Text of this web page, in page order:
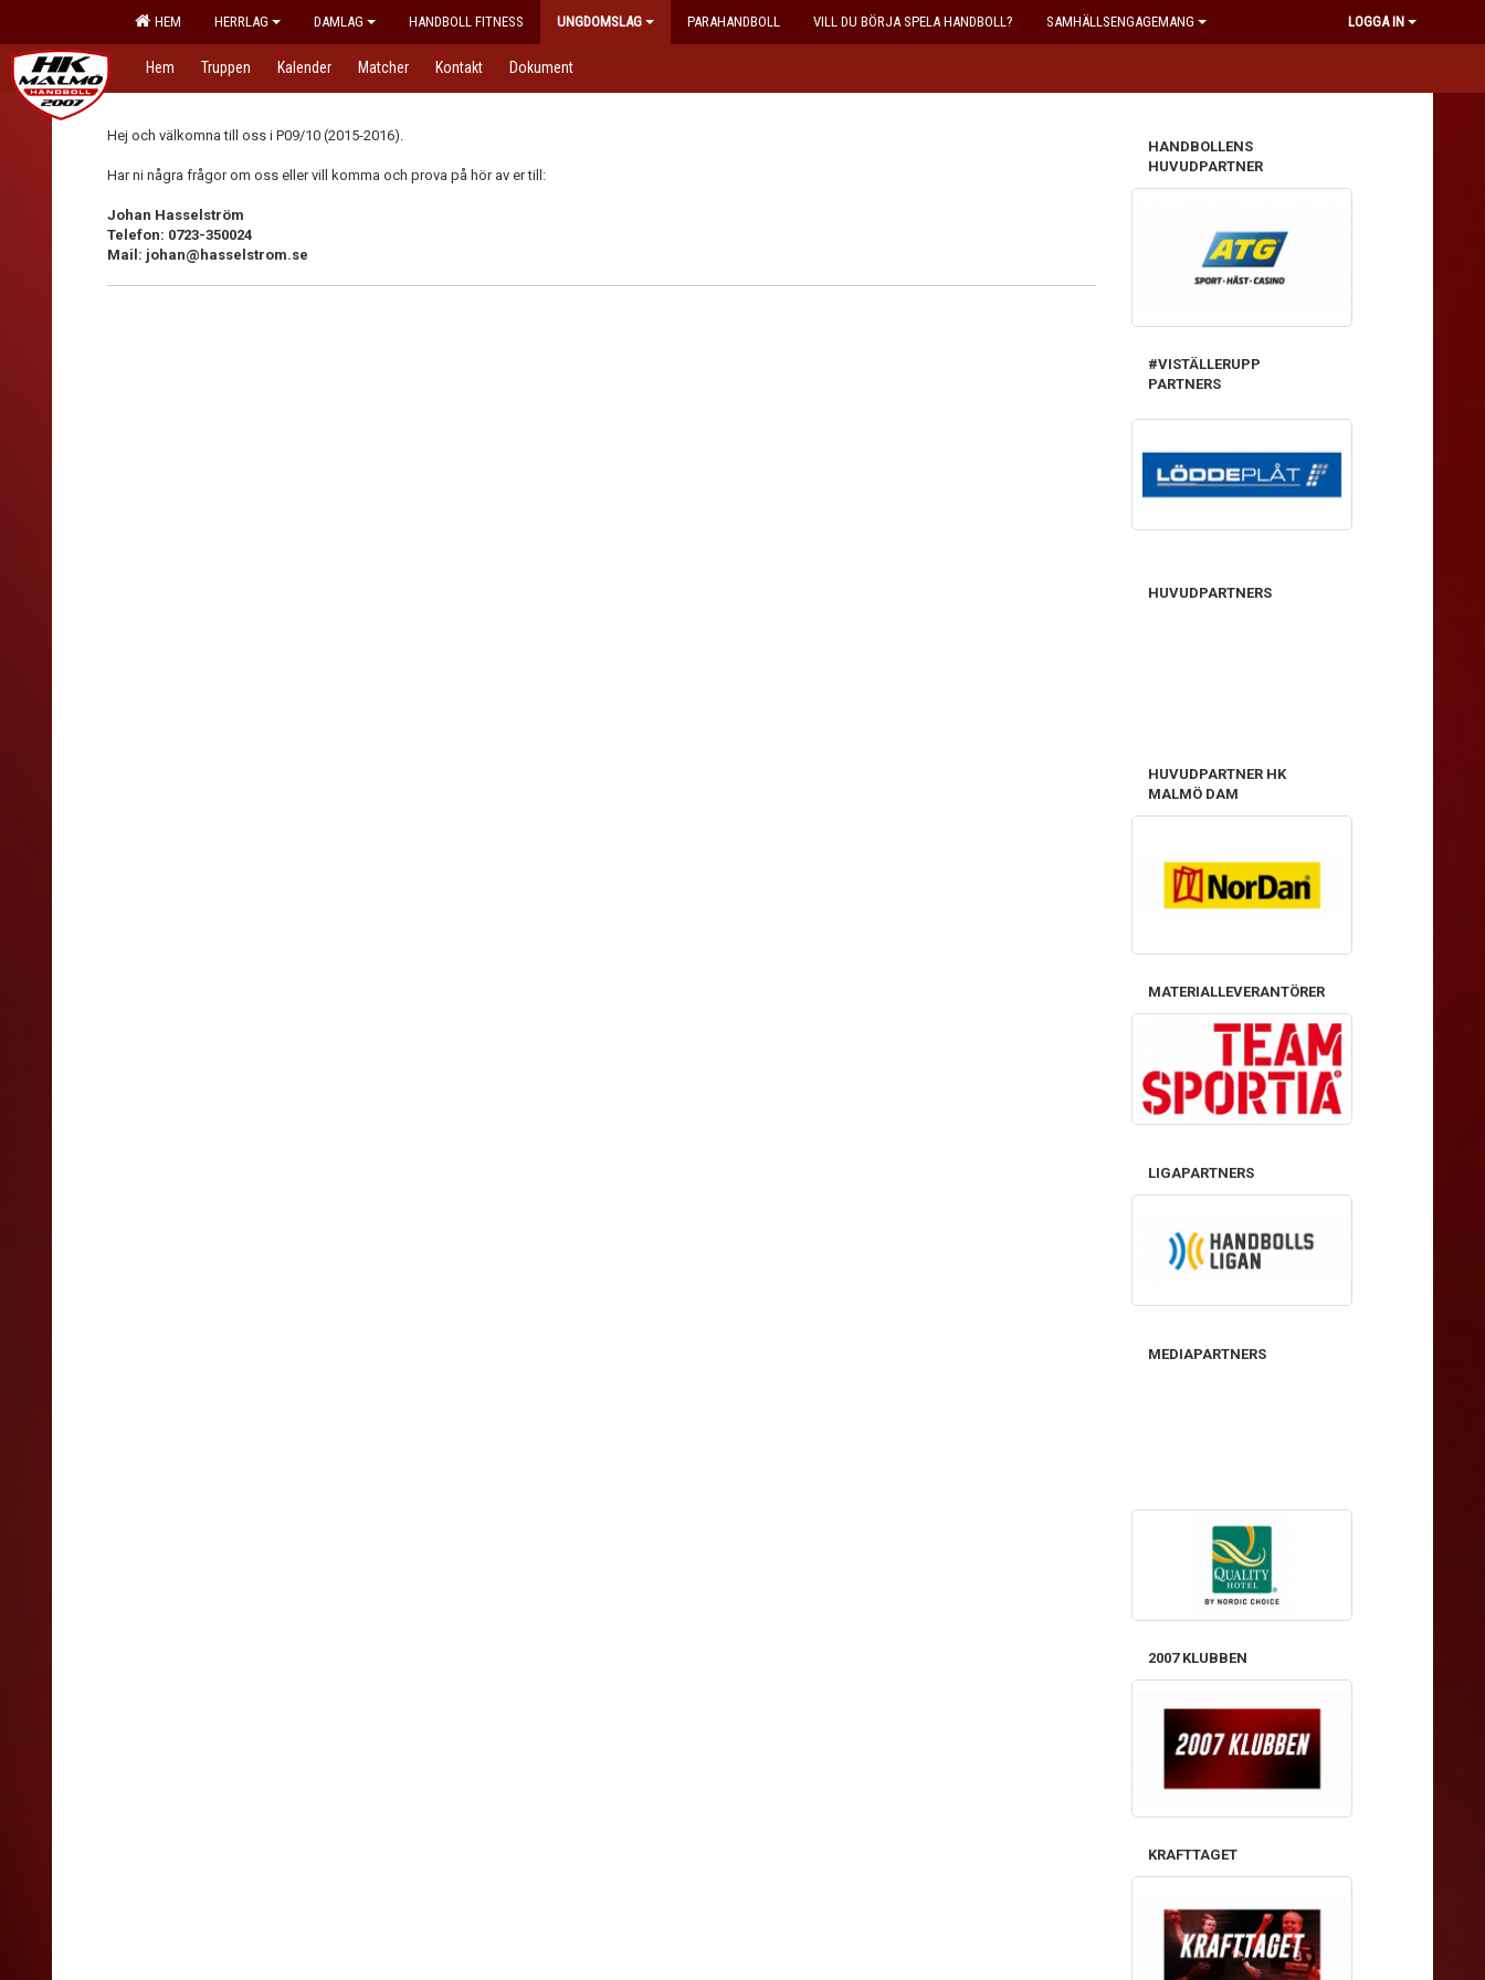
HEM HERRLAG DAMLAG HANDBOLL FITNESS UNGDOMSLAG PARAHANDBOLL VILL DU BÖRJA SPELA HANDBOLL? SAMHÄLLSENGAGEMANG LOGGA IN
Hem Truppen Kalender Matcher Kontakt Dokument
Hej och välkomna till oss i P09/10 (2015-2016).
Har ni några frågor om oss eller vill komma och prova på hör av er till:
Johan Hasselström
Telefon: 0723-350024
Mail: johan@hasselstrom.se
HANDBOLLENS
HUVUDPARTNER
#VISTÄLLERUPP
PARTNERS
HUVUDPARTNERS
HUVUDPARTNER HK
MALMÖ DAM
MATERIALLEVERANTÖRER
LIGAPARTNERS
MEDIAPARTNERS
2007 KLUBBEN
KRAFTTAGET